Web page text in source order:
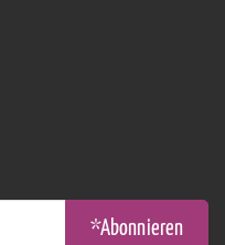
*Abonnieren